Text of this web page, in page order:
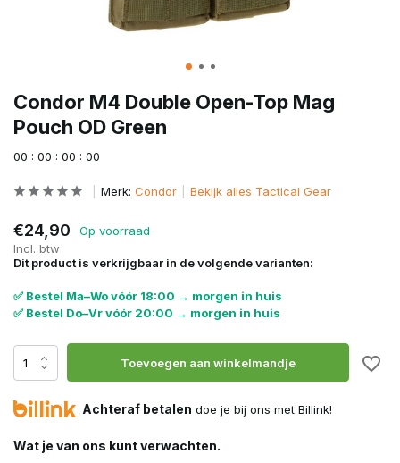
Condor M4 Double Open-Top Mag
Pouch OD Green
00 : 00 : 00 : 00
Merk: Condor Bekijk alles Tactical Gear
€24,90
Op voorraad
Incl. btw
Dit product is verkrijgbaar in de volgende varianten:
✅ Bestel Ma–Wo vóór 18:00 → morgen in huis
✅ Bestel Do–Vr vóór 20:00 → morgen in huis
Toevoegen aan winkelmandje
Achteraf betalen doe je bij ons met Billink!
Wat je van ons kunt verwachten.